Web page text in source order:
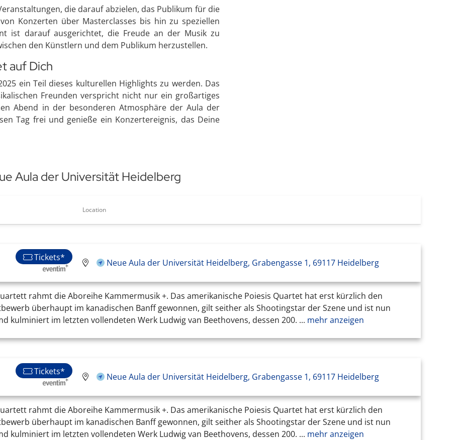
die darauf abzielen, das Publikum für die
Konzerten über Masterclasses bis hin zu speziellen
ist darauf ausgerichtet, die Freude an der Musik zu
den Künstlern und dem Publikum herzustellen.
auf Dich
ein Teil dieses kulturellen Highlights zu werden. Das
Freunden verspricht nicht nur ein großartiges
Abend in der besonderen Atmosphäre der Aula der
Tag frei und genieße ein Konzertereignis, das Deine
Aula der Universität Heidelberg
Location
Tickets*
Neue Aula der Universität Heidelberg, Grabengasse 1, 69117 Heidelberg
rahmt die Aboreihe Kammermusik +. Das amerikanische Poiesis Quartet hat erst kürzlich den
überhaupt im kanadischen Banff gewonnen, gilt seither als Shootingstar der Szene und ist nun
kulminiert im letzten vollendeten Werk Ludwig van Beethovens, dessen 200. ... mehr anzeigen
Tickets*
Neue Aula der Universität Heidelberg, Grabengasse 1, 69117 Heidelberg
rahmt die Aboreihe Kammermusik +. Das amerikanische Poiesis Quartet hat erst kürzlich den
überhaupt im kanadischen Banff gewonnen, gilt seither als Shootingstar der Szene und ist nun
kulminiert im letzten vollendeten Werk Ludwig van Beethovens, dessen 200. ... mehr anzeigen